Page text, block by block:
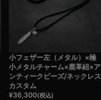
小フェザー左（メタル）×極
小メタルチャーム×鹿革紐×ア
ンティークビーズ/ネックレス
カスタム
¥36,300(税込)